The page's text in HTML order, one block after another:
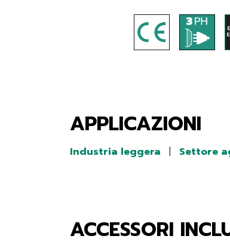
APPLICAZIONI
Industria leggera | Settore
ACCESSORI